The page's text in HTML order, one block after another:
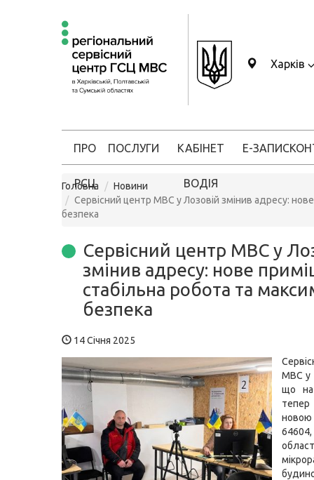
Харків
ПРО
РСЦ
ПОСЛУГИ КАБІНЕТ
ВОДІЯ
Е-ЗАПИС
Головна
Новини
Сервісний центр МВС у Лозовій змінив адресу:
безпека
Сервісний центр МВС у
змінив адресу: нове
стабільна робота та
безпека
14 Січня 2025
МВС у
що на